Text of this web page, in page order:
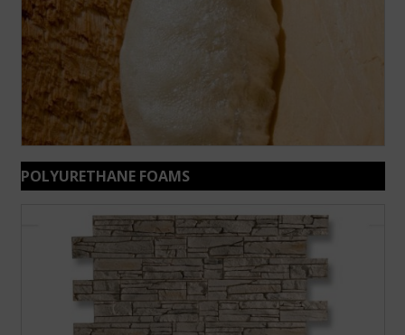
POLYURETHANE FOAMS